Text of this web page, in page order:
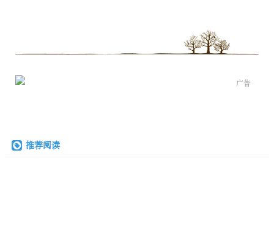
广告
推荐阅读